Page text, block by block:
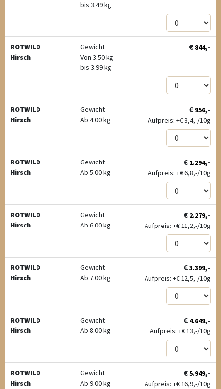
bis 3.49 kg
ROTWILD
Hirsch
Gewicht
Von 3.50 kg
bis 3.99 kg
€ 844,-
ROTWILD
Hirsch
Gewicht
Ab 4.00 kg
€ 956,-
Aufpreis: +€3,4,-/10g
ROTWILD
Hirsch
Gewicht
Ab 5.00 kg
€ 1.294,-
Aufpreis: +€6,8,-/10g
ROTWILD
Hirsch
Gewicht
Ab 6.00 kg
€ 2.279,-
Aufpreis: +€11,2,-/10g
ROTWILD
Hirsch
Gewicht
Ab 7.00 kg
€3.399,-
Aufpreis: +€12,5,-/10g
ROTWILD
Hirsch
Gewicht
Ab 8.00 kg
€ 4.649,-
Aufpreis: +€13,-/10g
ROTWILD
Hirsch
Gewicht
Ab 9.00 kg
€5.949,-
Aufpreis: +€16,9,-/10g